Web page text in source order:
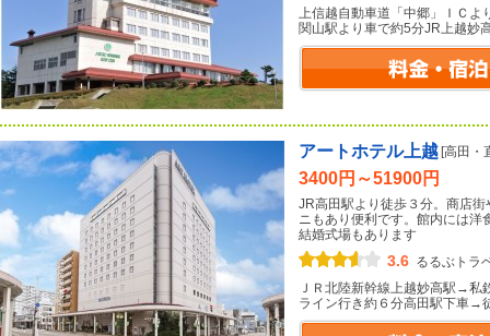
上信越自動車道「中郷」ＩＣ
関山駅より車で約5分JR上越妙
アートホテル上越 [高田・
3400円～51900円
JR高田駅より徒歩３分。商店
ニもあり便利です。館内には洋
結婚式場もあります
3.6 るるぶトラ
ＪＲ北陸新幹線上越妙高駅→私
ライン行き約６分高田駅下車→